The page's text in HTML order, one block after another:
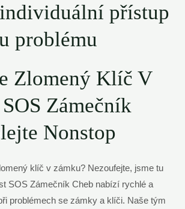
přístup​
problému
Zlomený Klíč V
Zámečník
Nonstop
klíč v ​zámku? Nezoufejte, jsme tu
SOS ⁣Zámečník ​Cheb nabízí rychlé a
problémech se ‌zámky a klíči. Naše tým⁢